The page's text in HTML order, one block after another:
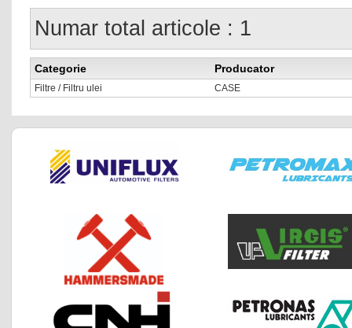
Numar total articole : 1
Categorie Producator
Filtre / Filtru ulei CASE